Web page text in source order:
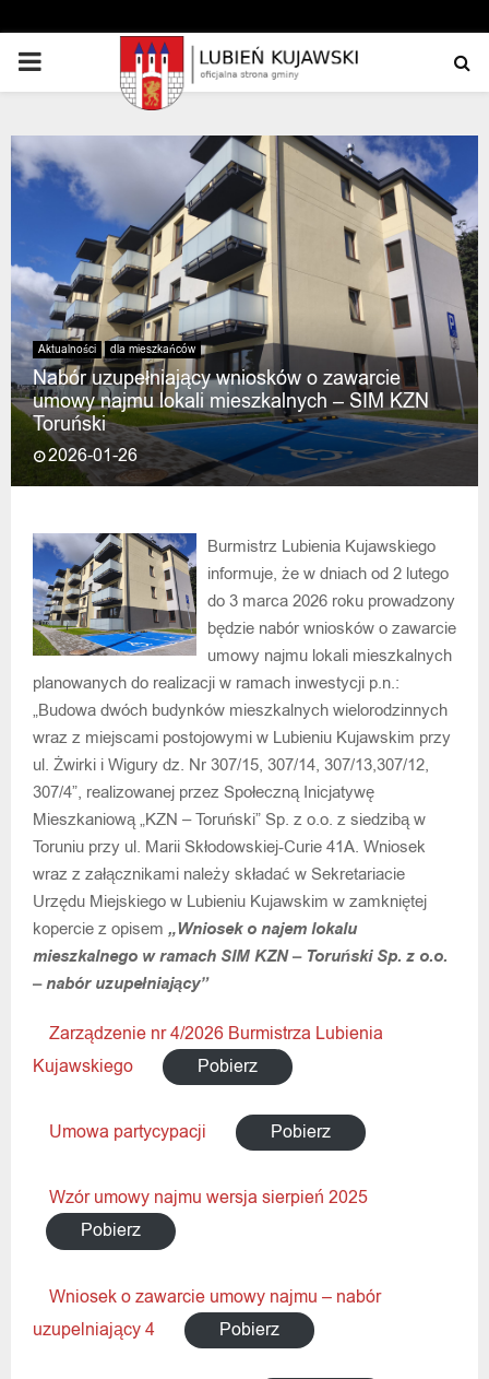
PRIMARY
Aktualności dla mieszkańców
Nabór uzupełniający wniosków o zawarcie
umowy najmu lokali mieszkalnych – SIM KZN
Toruński
2026-01-26
Burmistrz Lubienia Kujawskiego
informuje, że w dniach od 2 lutego
do 3 marca 2026 roku prowadzony
będzie nabór wniosków o zawarcie
umowy najmu lokali mieszkalnych
planowanych do realizacji w ramach inwestycji p.n.:
„Budowa dwóch budynków mieszkalnych wielorodzinnych
wraz z miejscami postojowymi w Lubieniu Kujawskim przy
ul. Żwirki i Wigury dz. Nr 307/15, 307/14, 307/13,307/12,
307/4”, realizowanej przez Społeczną Inicjatywę
Mieszkaniową „KZN – Toruński” Sp. z o.o. z siedzibą w
Toruniu przy ul. Marii Skłodowskiej-Curie 41A. Wniosek
wraz z załącznikami należy składać w Sekretariacie
Urzędu Miejskiego w Lubieniu Kujawskim w zamkniętej
kopercie z opisem „Wniosek o najem lokalu
mieszkalnego w ramach SIM KZN – Toruński Sp. z o.o.
– nabór uzupełniający”
Zarządzenie nr 4/2026 Burmistrza Lubienia
Kujawskiego
Pobierz
Umowa partycypacji Pobierz
Wzór umowy najmu wersja sierpień 2025
Pobierz
Wniosek o zawarcie umowy najmu – nabór
uzupelniający 4
Pobierz